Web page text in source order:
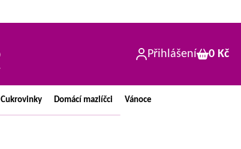
Přihlášení 0 Kč
Cukrovinky Domácí mazlíčci Vánoce